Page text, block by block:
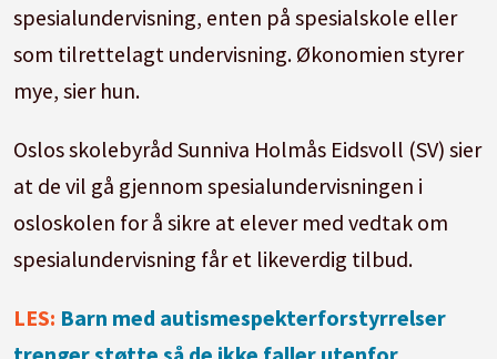
spesialundervisning, enten på spesialskole eller
som tilrettelagt undervisning. Økonomien styrer
mye, sier hun.
Oslos skolebyråd Sunniva Holmås Eidsvoll (SV) sier
at de vil gå gjennom spesialundervisningen i
osloskolen for å sikre at elever med vedtak om
spesialundervisning får et likeverdig tilbud.
LES: Barn med autismespekterforstyrrelser